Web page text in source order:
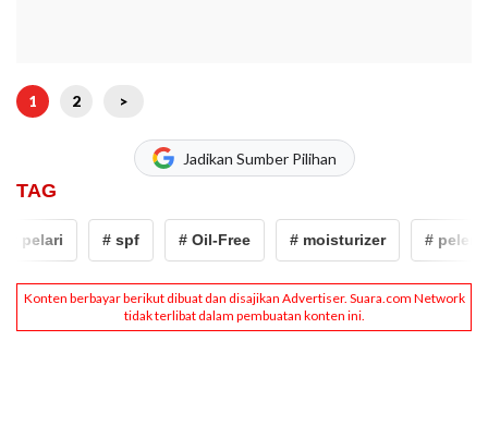
1 2 >
Jadikan Sumber Pilihan
TAG
pelari # spf # Oil-Free # moisturizer #